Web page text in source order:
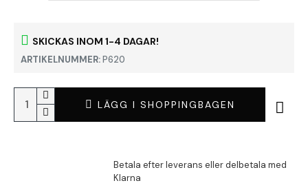
SKICKAS INOM 1-4 DAGAR!
ARTIKELNUMMER:P620
LÄGG I SHOPPINGBAGEN